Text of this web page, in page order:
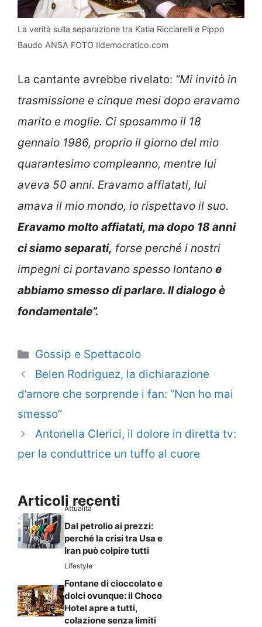
La verità sulla separazione tra Katia Ricciarelli e Pippo
Baudo ANSA FOTO Ildemocratico.com
La cantante avrebbe rivelato: “Mi invitò in
trasmissione e cinque mesi dopo eravamo
marito e moglie. Ci sposammo il 18
gennaio 1986, proprio il giorno del mio
quarantesimo compleanno, mentre lui
aveva 50 anni. Eravamo affiatati, lui
amava il mio mondo, io rispettavo il suo.
Eravamo molto affiatati, ma dopo 18 anni
ci siamo separati, forse perché i nostri
impegni ci portavano spesso lontano e
abbiamo smesso di parlare. Il dialogo è
fondamentale”.
Categorie
Gossip e Spettacolo
Belen Rodriguez, la dichiarazione
d’amore che sorprende i fan: “Non ho mai
smesso”
Antonella Clerici, il dolore in diretta tv:
per la conduttrice un tuffo al cuore
Articoli recenti
Attualità
Dal petrolio ai prezzi:
perché la crisi tra Usa e
Iran può colpire tutti
Lifestyle
Fontane di cioccolato e
dolci ovunque: il Choco
Hotel apre a tutti,
colazione senza limiti